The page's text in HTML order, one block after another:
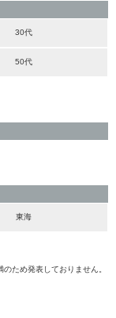
30代
50代
東海
ため発表しておりません。